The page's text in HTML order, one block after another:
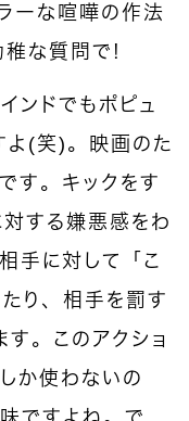
ーな喧嘩の作法
な質問で！
ンドでもポピュ
よ(笑)。映画のた
す。キックをす
する嫌悪感をわ
手に対して「こ
り、相手を罰す
す。このアクショ
か使わないの